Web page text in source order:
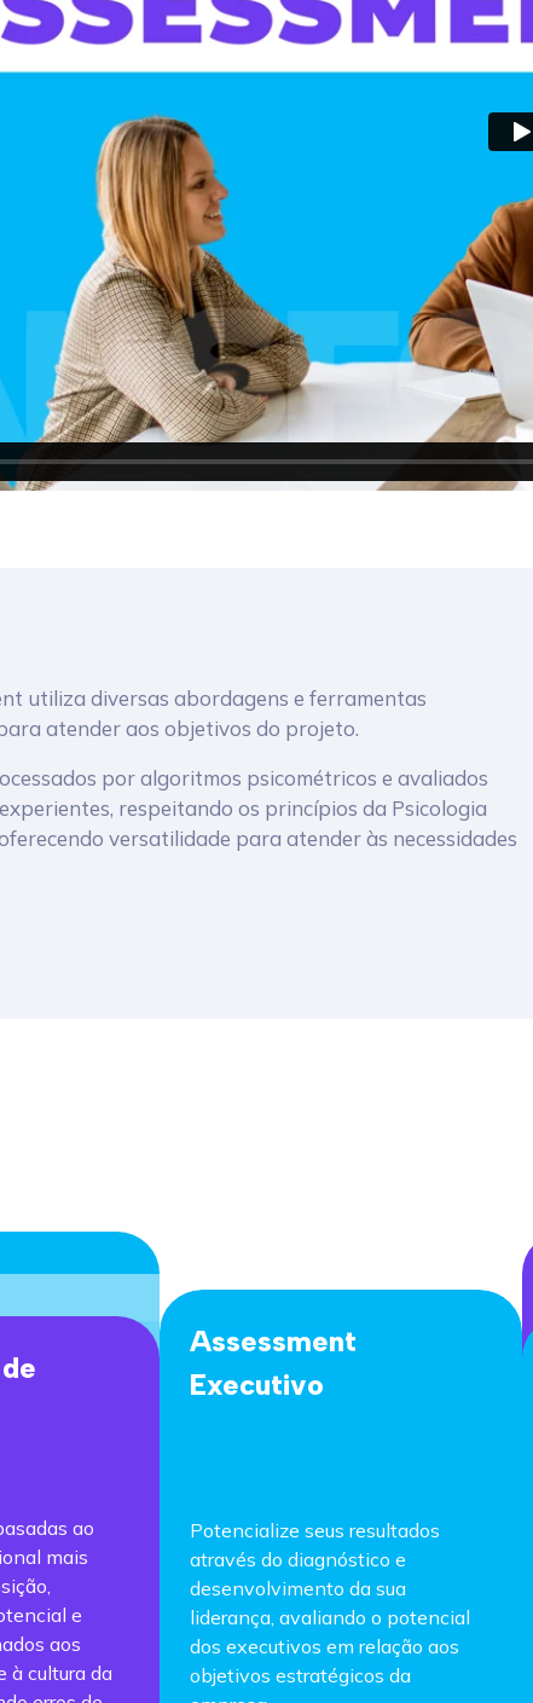
utiliza diversas abordagens e ferramentas
atender aos objetivos do projeto.
por algoritmos psicométricos e avaliados
respeitando os princípios da Psicologia
versatilidade para atender às necessidades
ao
mais
e
aos
à cultura da
Assessment
Executivo
Potencialize seus resultados
através do diagnóstico e
desenvolvimento da sua
liderança, avaliando o potencial
dos executivos em relação aos
objetivos estratégicos da